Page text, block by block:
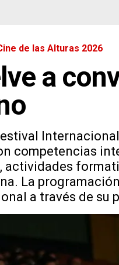
de las Alturas 2026
a
competencias
La
a través de su